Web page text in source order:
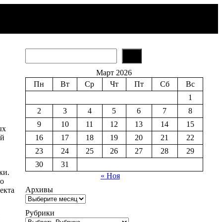
e
r
Март 2026
Пн
Вт Ср Чт Пт Сб
Вс
1
2
3 4 5 6 7
8
9
10 11 12 13 14
15
16
17 18 19 20 21
22
23
24 25 26 27 28
29
30
31
« Ноя
Архивы
Рубрики